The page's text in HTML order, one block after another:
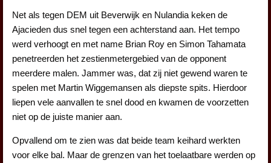
Net als tegen DEM uit Beverwijk en Nulandia keken de
Ajacieden dus snel tegen een achterstand aan. Het tempo
werd verhoogt en met name Brian Roy en Simon Tahamata
penetreerden het zestienmetergebied van de opponent
meerdere malen. Jammer was, dat zij niet gewend waren te
spelen met Martin Wiggemansen als diepste spits. Hierdoor
liepen vele aanvallen te snel dood en kwamen de voorzetten
niet op de juiste manier aan.
Opvallend om te zien was dat beide team keihard werkten
voor elke bal. Maar de grenzen van het toelaatbare werden op